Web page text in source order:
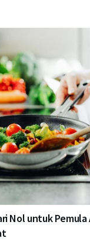
Nol untuk Pemula